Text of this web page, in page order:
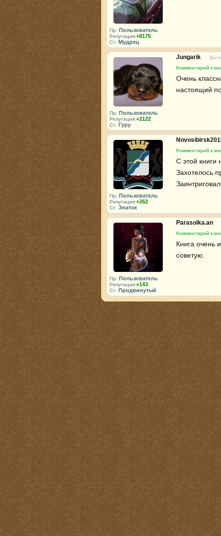
Пр: Пользователь
Репутация:+8175
Ст: Мудрец
Пр: Пользователь
Репутация:+2122
Ст: Гуру
Jungarik
Комментарий к
Очень
настоящий
Пр: Пользователь
Репутация:+262
Ст: Знаток
Комментарий к
С этой книги
Захотелось
Пр: Пользователь
Репутация:+143
Ст: Продвинутый
Parasolka.an
Комментарий к
Книга очень
советую.